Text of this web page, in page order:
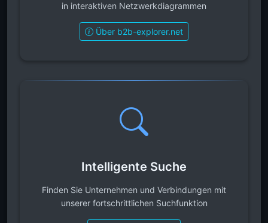
in interaktiven Netzwerkdiagrammen
Über b2b-explorer.net
Intelligente Suche
Finden Sie Unternehmen und Verbindungen mit
unserer fortschrittlichen Suchfunktion